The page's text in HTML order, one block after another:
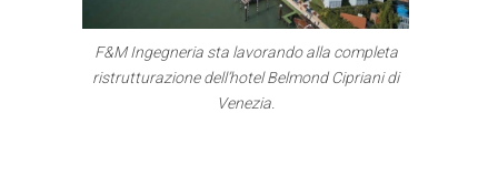
F&M Ingegneria sta lavorando alla completa
ristrutturazione dell’hotel Belmond Cipriani di
Venezia.